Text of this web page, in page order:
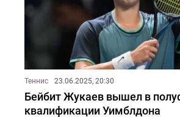
Теннис 23.06.2025, 20:30
Бейбит Жукаев вышел в
квалификации Уимблдона